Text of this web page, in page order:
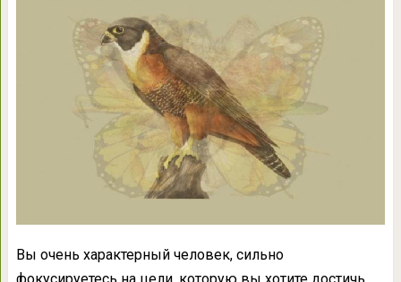
Вы очень характерный человек, сильно